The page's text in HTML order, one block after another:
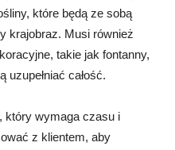
które będą ze sobą
krajobraz. Musi również
takie jak fontanny,
całość.
który wymaga czasu i
z klientem, aby